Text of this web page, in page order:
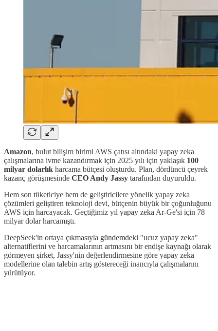
Amazon, bulut bilişim birimi AWS çatısı altındaki yapay zeka
çalışmalarına ivme kazandırmak için 2025 yılı için yaklaşık 100
milyar dolarlık harcama bütçesi oluşturdu. Plan, dördüncü çeyrek
kazanç görüşmesinde CEO Andy Jassy tarafından duyuruldu.
Hem son tüketiciye hem de geliştiricilere yönelik yapay zeka
çözümleri geliştiren teknoloji devi, bütçenin büyük bir çoğunluğunu
AWS için harcayacak. Geçtiğimiz yıl yapay zeka Ar-Ge'si için 78
milyar dolar harcamıştı.
DeepSeek'in ortaya çıkmasıyla gündemdeki "ucuz yapay zeka"
alternatiflerini ve harcamalarının artmasını bir endişe kaynağı olarak
görmeyen şirket, Jassy'nin değerlendirmesine göre yapay zeka
modellerine olan talebin artış göstereceği inancıyla çalışmalarını
yürütüyor.